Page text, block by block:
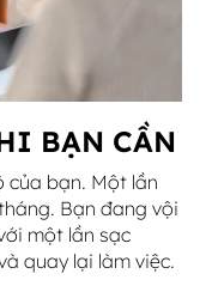
BẠN CẦN
của bạn. Một lần
Bạn đang vội
một lần sạc
thể thay đổi tùy
quay lại làm việc.